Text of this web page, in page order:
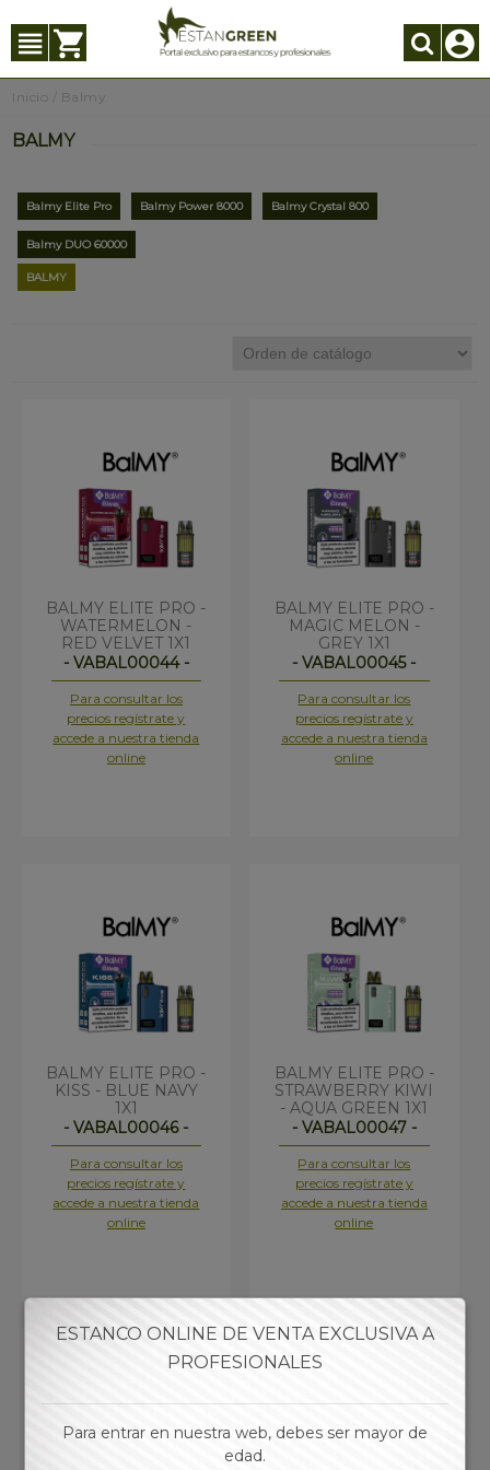
Inicio Balmy
BALMY
Balmy Elite Pro Balmy Power 8000 Balmy Crystal 800
Balmy DUO 60000
BALMY
BALMY ELITE PRO -
WATERMELON -
RED VELVET 1X1
- VABAL00044 -
Para consultar los
precios regístrate y
accede a nuestra tienda
online
BALMY ELITE PRO -
MAGIC MELON -
GREY 1X1
- VABAL00045 -
Para consultar los
precios regístrate y
accede a nuestra tienda
online
BALMY ELITE PRO -
KISS - BLUE NAVY
1X1
- VABAL00046 -
Para consultar los
precios regístrate y
accede a nuestra tienda
online
BALMY ELITE PRO -
STRAWBERRY KIWI
- AQUA GREEN 1X1
- VABAL00047 -
Para consultar los
precios regístrate y
accede a nuestra tienda
online
ESTANCO ONLINE DE VENTA EXCLUSIVA A
PROFESIONALES
Para entrar en nuestra web, debes ser mayor de
edad.